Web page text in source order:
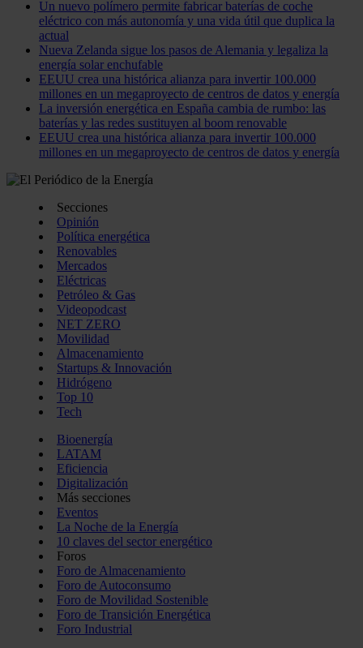
Un nuevo polímero permite fabricar baterías de coche
eléctrico con más autonomía y una vida útil que duplica la
actual
Nueva Zelanda sigue los pasos de Alemania y legaliza la
energía solar enchufable
EEUU crea una histórica alianza para invertir 100.000
millones en un megaproyecto de centros de datos y energía
La inversión energética en España cambia de rumbo: las
baterías y las redes sustituyen al boom renovable
EEUU crea una histórica alianza para invertir 100.000
millones en un megaproyecto de centros de datos y energía
Secciones
Opinión
Política energética
Renovables
Mercados
Eléctricas
Petróleo & Gas
Videopodcast
NET ZERO
Movilidad
Almacenamiento
Startups & Innovación
Hidrógeno
Top 10
Tech
Bioenergía
LATAM
Eficiencia
Digitalización
Más secciones
Eventos
La Noche de la Energía
10 claves del sector energético
Foros
Foro de Almacenamiento
Foro de Autoconsumo
Foro de Movilidad Sostenible
Foro de Transición Energética
Foro Industrial